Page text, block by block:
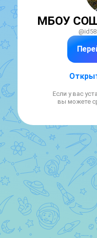
МБОУ СОШ
Если у вас
вы можете